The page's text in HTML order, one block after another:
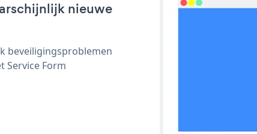
nieuwe
beveiligingsproblemen
Service Form